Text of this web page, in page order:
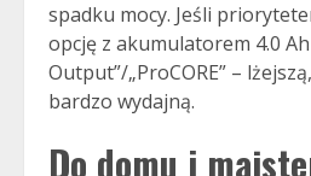
spadku mocy. Jeśli
opcję z akumulatorem 4.0
Output”/„ProCORE” –
bardzo wydajną.
Do domu i